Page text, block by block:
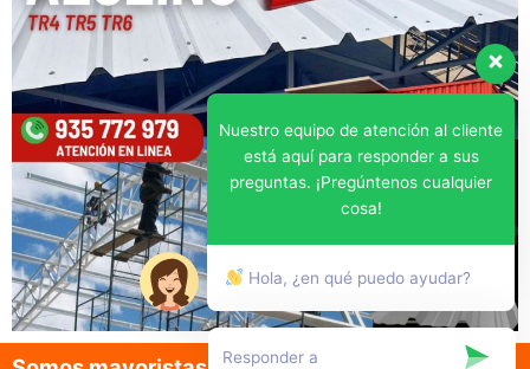
Nuestro equipo de atención al cliente
está aquí para responder a sus
preguntas. ¡Pregúntenos cualquier
cosa!
Hola, ¿en qué puedo ayudar?